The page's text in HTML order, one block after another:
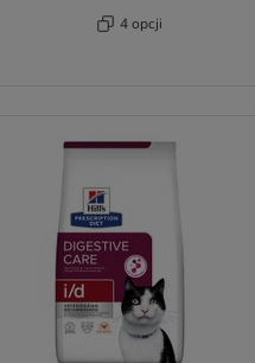
4 opcji